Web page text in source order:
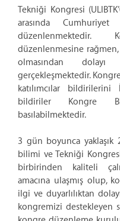
Tekniği Kongresi
arasında Cumhuriyet
düzenlenmesine
olmasından dolayı
gerçekleşmektedir.
katılımcılar
bildiriler Kongre
basılabilmektedir.
3 gün boyunca yaklaşık
bilimi ve Tekniği
birbirinden kaliteli
amacına ulaşmış olup,
ilgi ve duyarlılıktan
kongremizi destekleyen